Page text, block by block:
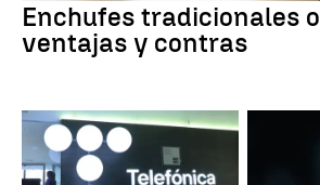
Enchufes tradicionales
ventajas y contras